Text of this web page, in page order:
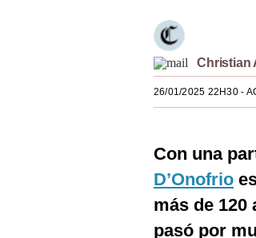
Christian
26/01/2025 22H30-
Con una
D’Onofrio
más de 120
pasó por